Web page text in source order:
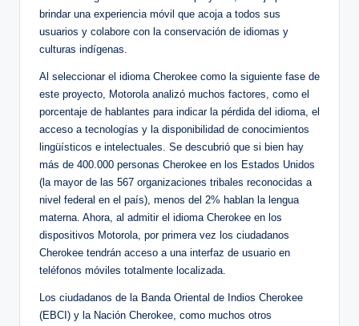
brindar una experiencia móvil que acoja a todos sus
usuarios y colabore con la conservación de idiomas y
culturas indígenas.
Al seleccionar el idioma Cherokee como la siguiente fase de
este proyecto, Motorola analizó muchos factores, como el
porcentaje de hablantes para indicar la pérdida del idioma, el
acceso a tecnologías y la disponibilidad de conocimientos
lingüísticos e intelectuales. Se descubrió que si bien hay
más de 400.000 personas Cherokee en los Estados Unidos
(la mayor de las 567 organizaciones tribales reconocidas a
nivel federal en el país), menos del 2% hablan la lengua
materna. Ahora, al admitir el idioma Cherokee en los
dispositivos Motorola, por primera vez los ciudadanos
Cherokee tendrán acceso a una interfaz de usuario en
teléfonos móviles totalmente localizada.
Los ciudadanos de la Banda Oriental de Indios Cherokee
(EBCI) y la Nación Cherokee, como muchos otros